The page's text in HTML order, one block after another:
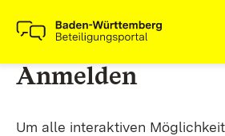
Anmelden
Um alle interaktiven